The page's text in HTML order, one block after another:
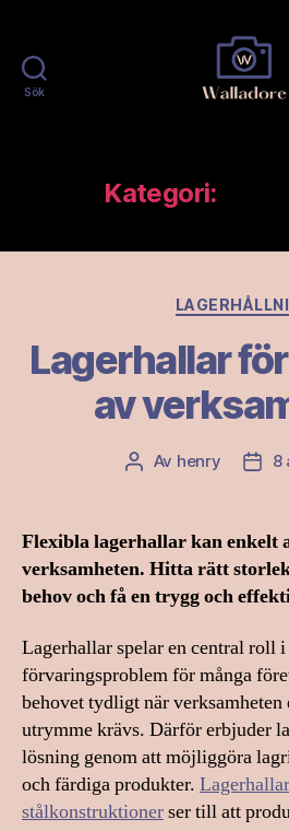
Sök
Kategori:
Lagerhallar
av
Inläggsförfattare
Av henry 8
Flexibla lagerhallar kan enkelt
verksamheten. Hitta rätt
behov och få en trygg och
Lagerhallar spelar en central roll
förvaringsproblem för många
behovet tydligt när verksamheten
utrymme krävs. Därför erbjuder
lösning genom att möjliggöra
och färdiga produkter.
stålkonstruktionerser till att